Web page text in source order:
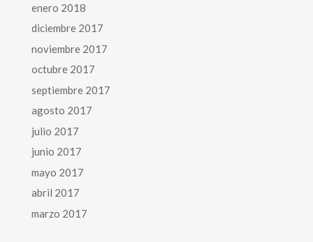
enero 2018
diciembre 2017
noviembre 2017
octubre 2017
septiembre 2017
agosto 2017
julio 2017
junio 2017
mayo 2017
abril 2017
marzo 2017